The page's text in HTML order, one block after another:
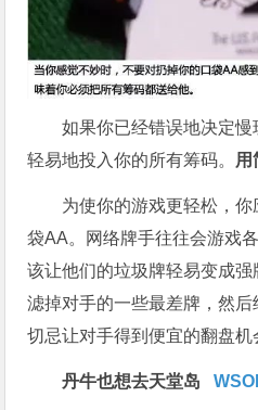
如果你已经错误地决定
轻易地投入你的所有筹码。 用
为使你的游戏更轻松，
袋AA。网络牌手往往会游戏
该让他们的垃圾牌轻易变成
滤掉对手的一些最差牌，然后
切忌让对手得到便宜的翻盘机
丹牛也想去天堂岛